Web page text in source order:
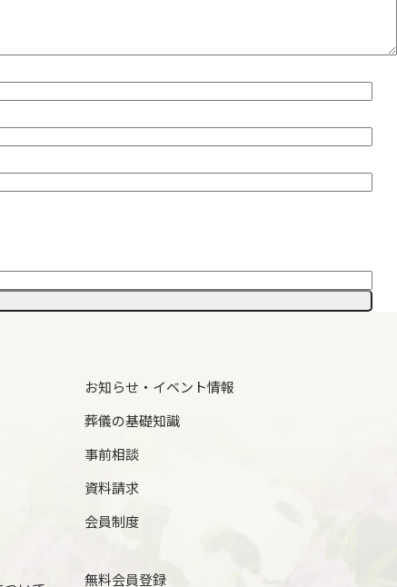
お知らせ・イベント情報
葬儀の基礎知識
事前相談
資料請求
会員制度
無料会員登録